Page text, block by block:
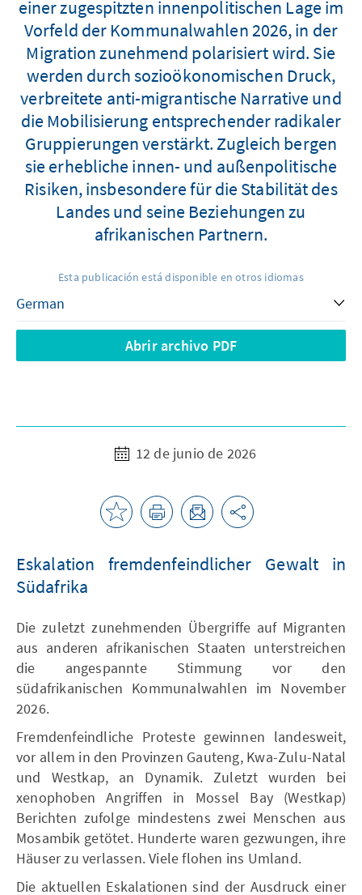
einer zugespitzten innenpolitischen Lage im
Vorfeld der Kommunalwahlen 2026, in der
Migration zunehmend polarisiert wird. Sie
werden durch sozioökonomischen Druck,
verbreitete anti-migrantische Narrative und
die Mobilisierung entsprechender radikaler
Gruppierungen verstärkt. Zugleich bergen
sie erhebliche innen- und außenpolitische
Risiken, insbesondere für die Stabilität des
Landes und seine Beziehungen zu
afrikanischen Partnern.
Esta publicación está disponible en otros idiomas
Abrir archivo PDF
12 de junio de 2026
Eskalation fremdenfeindlicher Gewalt in
Südafrika
Die zuletzt zunehmenden Übergriffe auf Migranten
aus anderen afrikanischen Staaten unterstreichen
die angespannte Stimmung vor den
südafrikanischen Kommunalwahlen im November
2026.
Fremdenfeindliche Proteste gewinnen landesweit,
vor allem in den Provinzen Gauteng, Kwa-Zulu-Natal
und Westkap, an Dynamik. Zuletzt wurden bei
xenophoben Angriffen in Mossel Bay (Westkap)
Berichten zufolge mindestens zwei Menschen aus
Mosambik getötet. Hunderte waren gezwungen, ihre
Häuser zu verlassen. Viele flohen ins Umland.
Die aktuellen Eskalationen sind der Ausdruck einer